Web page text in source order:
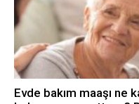
Evde bakım maaşı ne